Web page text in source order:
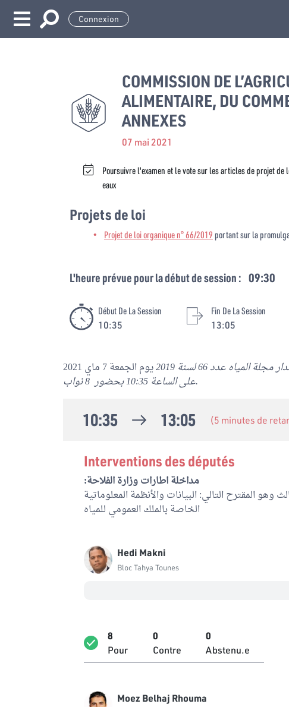
Connexion
COMMISSION DE
ALIMENTAIRE, DU
ANNEXES
07 mai 2021
Poursuivre l'examen et le vote sur les articles de projet
eaux
Projets de loi
Projet de loi organique n° 66/2019portant sur la
L'heure prévue pour la début de session : 09:30
Début De La Session
10:35
Fin De La Session
13:05
عدد 66 لسنة 2019
يوم الجمعة 7 ماي 2021
على الساعة 10:35 بحضور 8 نواب.
10:35 13:05 (5 minutes de
Interventions des députés
مداخلة اطارات وزارة الفلاحة:
المقترح التالي: البيانات والأنظمة المعلوماتية
الخاصة بالملك العمومي للمياه
Hedi Makni
Bloc Tahya Tounes
8
Pour
0
Contre
0
Abstenu.e
Moez Belhaj Rhouma